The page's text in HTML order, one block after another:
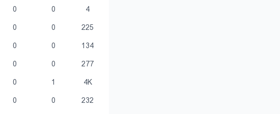
0 0 4
0 0 225
0 0 134
0 0 277
0 1 4K
0 0 232